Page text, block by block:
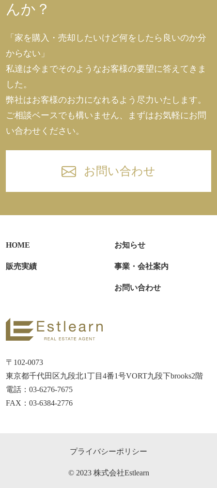
んか？
「家を購入・売却したいけど何をしたら良いのか分
からない」
私達は今までそのようなお客様の要望に答えてきま
した。
弊社はお客様のお力になれるよう尽力いたします。
ご相談ベースでも構いません、まずはお気軽にお問
い合わせください。
お問い合わせ
HOME お知らせ
販売実績 事業・会社案内
お問い合わせ
〒102-0073
東京都千代田区九段北1丁目4番1号VORT九段下brooks2階
電話：03-6276-7675
FAX：03-6384-2776
プライバシーポリシー
© 2023 株式会社Estlearn